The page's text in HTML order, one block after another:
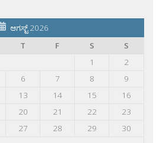
ಆಗಸ್ಟ್ 2026
T F S
S
1
2
6 7 8
9
13 14 15
16
20 21 22
23
27 28 29
30